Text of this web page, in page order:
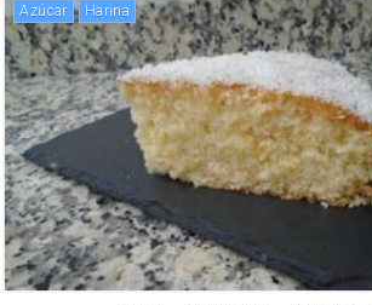
Azúcar harina